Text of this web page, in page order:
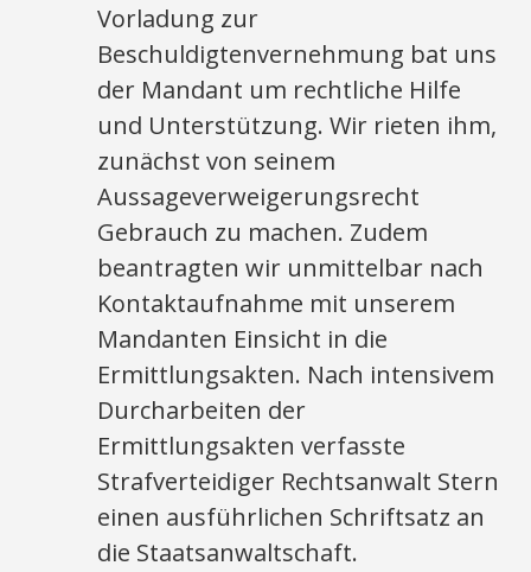
Vorladung zur
Beschuldigtenvernehmung bat uns
der Mandant um rechtliche Hilfe
und Unterstützung. Wir rieten ihm,
zunächst von seinem
Aussageverweigerungsrecht
Gebrauch zu machen. Zudem
beantragten wir unmittelbar nach
Kontaktaufnahme mit unserem
Mandanten Einsicht in die
Ermittlungsakten. Nach intensivem
Durcharbeiten der
Ermittlungsakten verfasste
Strafverteidiger Rechtsanwalt Stern
einen ausführlichen Schriftsatz an
die Staatsanwaltschaft.